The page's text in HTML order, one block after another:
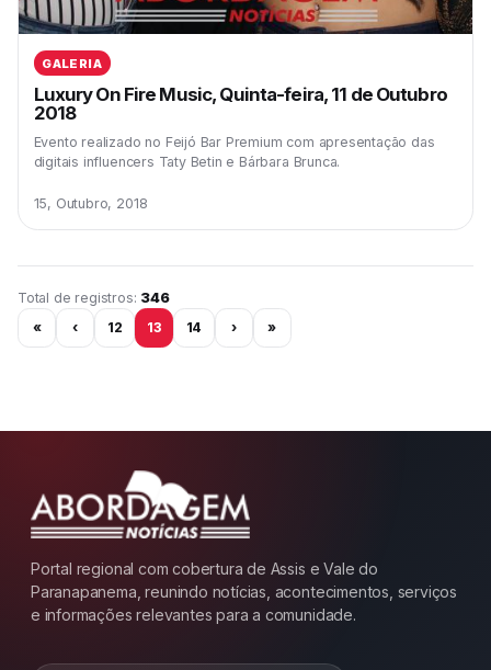
GALERIA
Luxury On Fire Music, Quinta-feira, 11 de Outubro
2018
Evento realizado no Feijó Bar Premium com apresentação das
digitais influencers Taty Betin e Bárbara Brunca.
15, Outubro, 2018
Total de registros: 346
Página 13 de 29
« ‹ 12 13 14 › »
Portal regional com cobertura de Assis e Vale do
Paranapanema, reunindo notícias, acontecimentos, serviços
e informações relevantes para a comunidade.